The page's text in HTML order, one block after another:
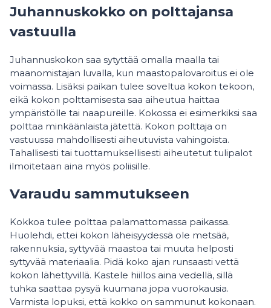
Juhannuskokko on polttajansa
vastuulla
Juhannuskokon saa sytyttää omalla maalla tai
maanomistajan luvalla, kun maastopalovaroitus ei ole
voimassa. Lisäksi paikan tulee soveltua kokon tekoon,
eikä kokon polttamisesta saa aiheutua haittaa
ympäristölle tai naapureille. Kokossa ei esimerkiksi saa
polttaa minkäänlaista jätettä. Kokon polttaja on
vastuussa mahdollisesti aiheutuvista vahingoista.
Tahallisesti tai tuottamuksellisesti aiheutetut tulipalot
ilmoitetaan aina myös poliisille.
Varaudu sammutukseen
Kokkoa tulee polttaa palamattomassa paikassa.
Huolehdi, ettei kokon läheisyydessä ole metsää,
rakennuksia, syttyvää maastoa tai muuta helposti
syttyvää materiaalia. Pidä koko ajan runsaasti vettä
kokon lähettyvillä. Kastele hiillos aina vedellä, sillä
tuhka saattaa pysyä kuumana jopa vuorokausia.
Varmista lopuksi, että kokko on sammunut kokonaan.